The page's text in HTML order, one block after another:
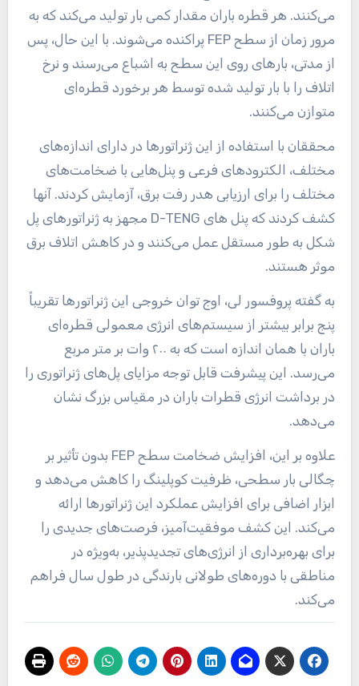
می‌کنند. هر قطره باران مقدار کمی بار تولید می‌کند که به
مرور زمان از سطح FEP پراکنده می‌شوند. با این حال، پس
از مدتی، بارهای روی این سطح به اشباع می‌رسند و نرخ
اتلاف را با بار تولید شده توسط هر برخورد قطره‌ای
متوازن می‌کنند.
محققان با استفاده از این ژنراتورها در دارای اندازه‌های
مختلف، الکترودهای فرعی و پنل‌هایی با ضخامت‌های
مختلف را برای ارزیابی هدر رفت برق، آزمایش کردند. آنها
کشف کردند که پنل های D-TENG مجهز به ژنراتورهای پل
شکل به طور مستقل عمل می‌کنند و در کاهش اتلاف برق
موثر هستند.
به گفته پروفسور لی، اوج توان خروجی این ژنراتورها تقریباً
پنج برابر بیشتر از سیستم‌های انرژی معمولی قطره‌ای
باران با همان اندازه است که به ۲۰۰ وات بر متر مربع
می‌رسد. این پیشرفت قابل توجه مزایای پل‌های ژنراتوری را
در برداشت انرژی قطرات باران در مقیاس بزرگ نشان
می‌دهد.
علاوه بر این، افزایش ضخامت سطح FEP بدون تأثیر بر
چگالی بار سطحی، ظرفیت کوپلینگ را کاهش می‌دهد و
ابزار اضافی برای افزایش عملکرد این ژنراتورها ارائه
می‌کند. این کشف موفقیت‌آمیز، فرصت‌های جدیدی را
برای بهره‌برداری از انرژی‌های تجدیدپذیر، به‌ویژه در
مناطقی با دوره‌های طولانی بارندگی در طول سال فراهم
می‌کند.